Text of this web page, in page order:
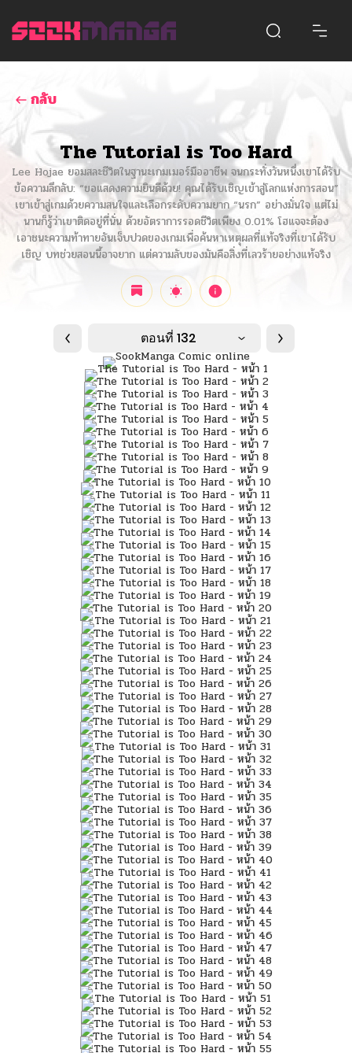
กลับ
The Tutorial is Too Hard
Lee Hojae ยอมสละชีวิตในฐานะเกมเมอร์มืออาชีพ จนกระทั่งวันหนึ่งเขาได้รับ
ข้อความลึกลับ: “ขอแสดงความยินดีด้วย! คุณได้รับเชิญเข้าสู่โลกแห่งการสอน”
เขาเข้าสู่เกมด้วยความสนใจและเลือกระดับความยาก “นรก” อย่างมั่นใจ แต่ไม่
นานก็รู้ว่าเขาติดอยู่ที่นั่น ด้วยอัตราการรอดชีวิตเพียง 0.01% โฮแจจะต้อง
เอาชนะความท้าทายอันเจ็บปวดของเกมเพื่อค้นหาเหตุผลที่แท้จริงที่เขาได้รับ
เชิญ บทช่วยสอนนี้อาจยาก แต่ความลับของมันคือสิ่งที่เลวร้ายอย่างแท้จริง
ตอนที่ 132